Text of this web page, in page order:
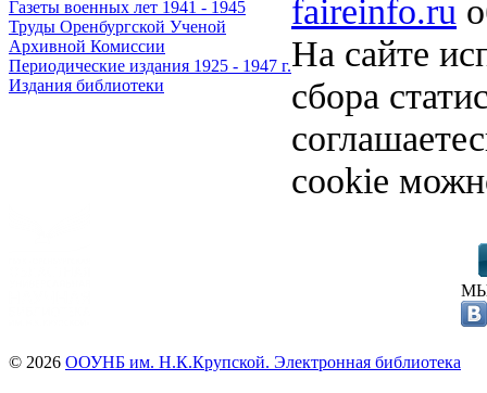
Газеты военных лет 1941 - 1945
Труды Оренбургской Ученой
Архивной Комиссии
Периодические издания 1925 - 1947 г.
Издания библиотеки
faireinfo.ru
На сайте
сбора
cookie
© 2026 ООУНБ им. Н.К.Крупской. Электронная библиотека